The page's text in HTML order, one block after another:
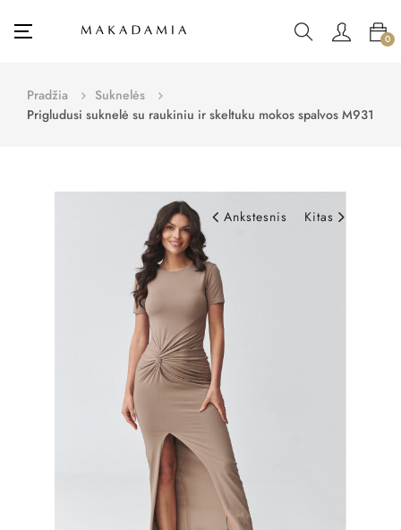
Toggle
☰ 0
Pradžia
Suknelės
Prigludusi suknelė su raukiniu ir skeltuku mokos spalvos M931
Ankstesnis Kitas